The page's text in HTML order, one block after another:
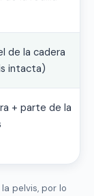
de la cadera
intacta)
+ parte de la
pelvis, por lo